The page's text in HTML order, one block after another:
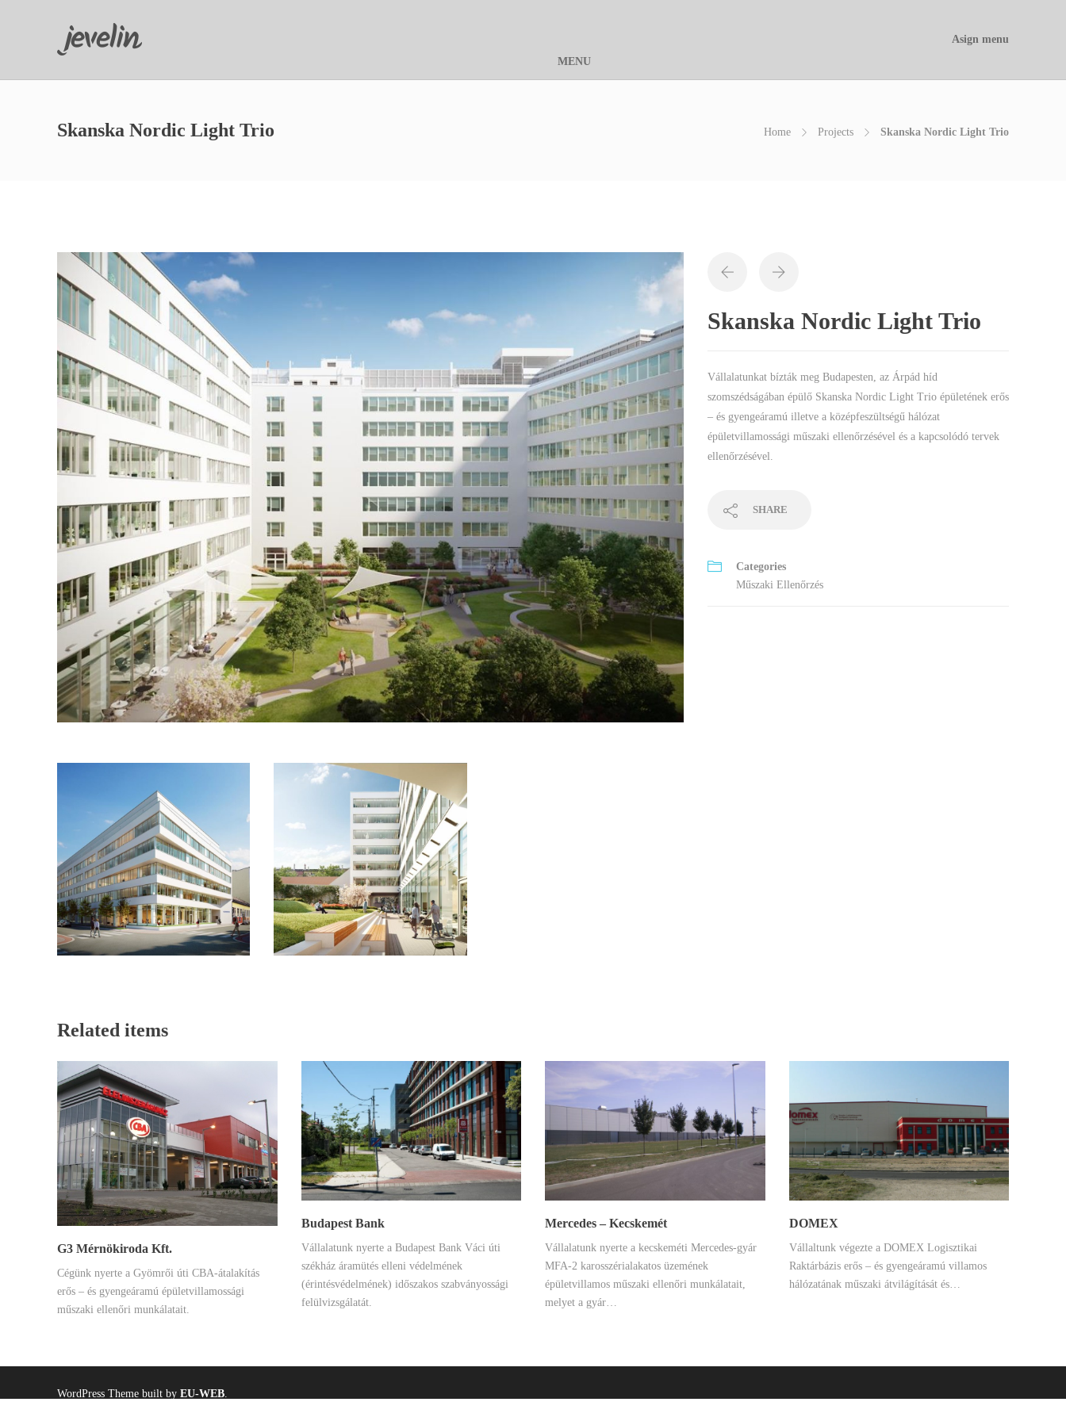
Asign menu
Skanska Nordic Light Trio Home Projects Skanska Nordic Light Trio
Skanska Nordic Light Trio
Vállalatunkat bízták meg Budapesten, az Árpád híd
szomszédságában épülő Skanska Nordic Light Trio épületének erős
– és gyengeáramú illetve a középfeszültségű hálózat
épületvillamossági műszaki ellenőrzésével és a kapcsolódó tervek
ellenőrzésével.
SHARE
Categories
Műszaki Ellenőrzés
Related items
G3 Mérnökiroda Kft.
Cégünk nyerte a Gyömrői úti CBA-átalakítás
erős – és gyengeáramú épületvillamossági
műszaki ellenőri munkálatait.
Budapest Bank
Vállalatunk nyerte a Budapest Bank Váci úti
székház áramütés elleni védelmének
(érintésvédelmének) időszakos szabványossági
felülvizsgálatát.
Mercedes – Kecskemét
Vállalatunk nyerte a kecskeméti Mercedes-gyár
MFA-2 karosszérialakatos üzemének
épületvillamos műszaki ellenőri munkálatait,
melyet a gyár…
DOMEX
Vállaltunk végezte a DOMEX Logisztikai
Raktárbázis erős – és gyengeáramú villamos
hálózatának műszaki átvilágítását és…
WordPress Theme built by EU-WEB